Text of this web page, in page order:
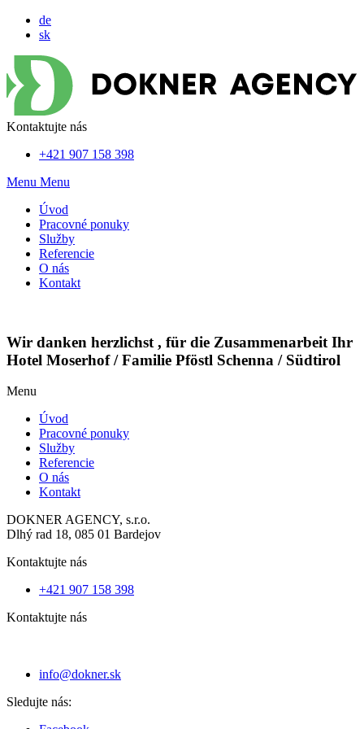
de
sk
Kontaktujte nás
+421 907 158 398
Menu Menu
Úvod
Pracovné ponuky
Služby
Referencie
O nás
Kontakt
Wir danken herzlichst , für die Zusammenarbeit Ihr
Hotel Moserhof / Familie Pföstl Schenna / Südtirol
Menu
Úvod
Pracovné ponuky
Služby
Referencie
O nás
Kontakt
DOKNER AGENCY, s.r.o.
Dlhý rad 18, 085 01 Bardejov
Kontaktujte nás
+421 907 158 398
Kontaktujte nás
info@dokner.sk
Sledujte nás: